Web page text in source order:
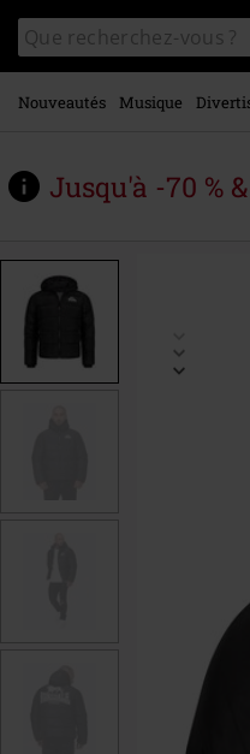
contenu
principal
Rechercher
sur
le
catalogue
Nouveautés Musique
Jusqu'à -70 %
www.large.be/fr/p/trover/